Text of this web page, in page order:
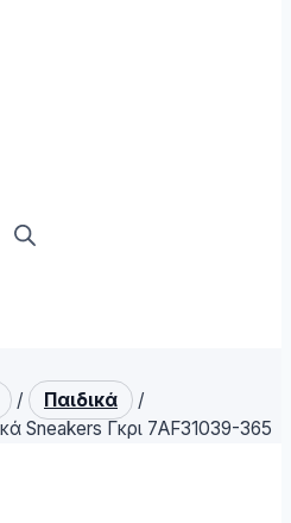
/ Παιδικά
/
Sneakers Γκρι 7AF31039-365